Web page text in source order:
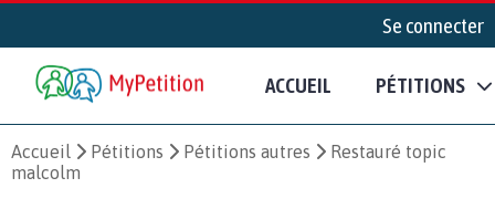
Se connecter
ACCUEIL PÉTITIONS
Accueil Pétitions Pétitions autres
Restauré topic
malcolm